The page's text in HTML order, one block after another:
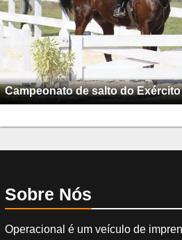
Campeonato de salto do
Sobre Nós
Operacional é um veículo de